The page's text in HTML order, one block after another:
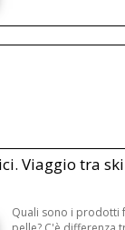
Viaggio tra
Quali sono i prodotti